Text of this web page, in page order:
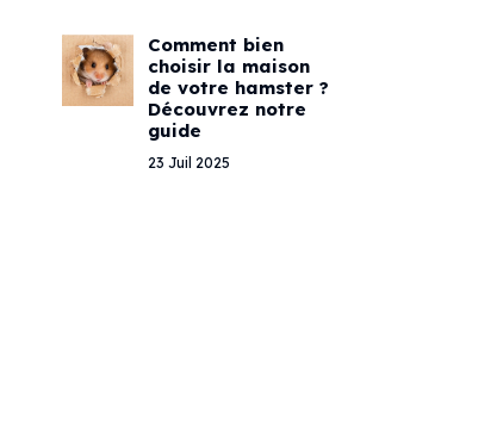
Comment bien
choisir la maison
de votre hamster ?
Découvrez notre
guide
23 Juil 2025